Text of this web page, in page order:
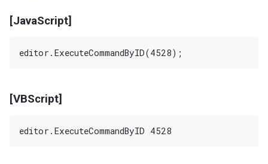
[JavaScript]
[VBScript]